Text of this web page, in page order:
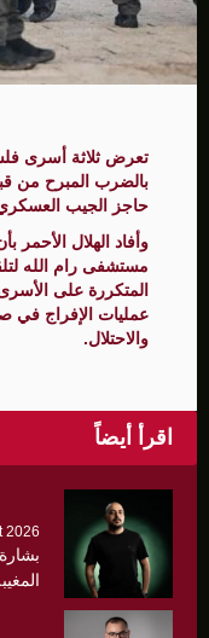
تعرض ثلاثة أسرى
بالضرب المبرح من
حاجز الجيب
وأفاد الهلال
مستشفى رام الله
المتكررة على
عمليات الإفراج في
والاحتلال.
اقرأ أيضاً
2026